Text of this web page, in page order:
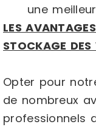
une
LES
STOCKAGE DES
Opter pour
de nombreux
professionnels